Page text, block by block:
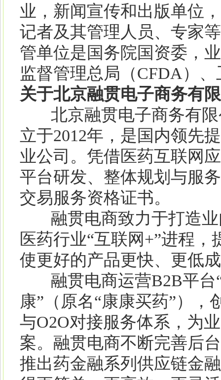
业，新闻宣传和出版单位
记者及其管理人员、专家
管单位是国务院国资委，
监督管理总局（CFDA）
关于北京融贯电子商务有
北京融贯电子商务有限
立于2012年，是国内领先
业公司。凭借医药互联网
平台研发、整体规划与服
交易服务资格证书。
融贯电商致力于打造业
医药行业“互联网+”进程
使更好的产品更快、更低
融贯电商运营B2B平台“
康”（原名“康康买药”）
与O2O对接服务体系，为
案。融贯电商不断完善后
推出药金融系列供应链金